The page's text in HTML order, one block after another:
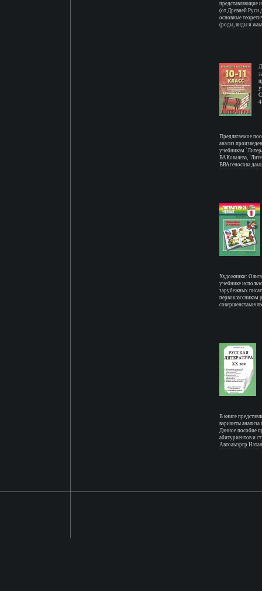
представляющие
(от Древней Руси
основные
(роды, виды и
изучением
профиля,
Марина
Предлагаемое
анализ
учебникам
ВАКовалева,
ВВАгеносова
Художники:
учебнике
зарубежных
первоклассникам
В книге
варианты
Данное пособие
абитуриентов и
Автоаыэргр